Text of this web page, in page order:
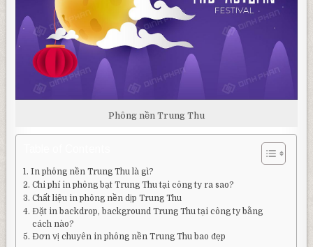
Phông nền Trung Thu
In phông nền Trung Thu là gì?
Chi phí in phông bạt Trung Thu tại công ty ra sao?
Chất liệu in phông nền dịp Trung Thu
Đặt in backdrop, background Trung Thu tại công ty bằng
cách nào?
Đơn vị chuyên in phông nền Trung Thu bao đẹp